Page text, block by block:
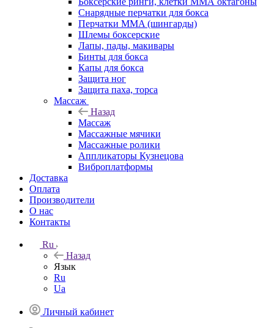
Снарядные перчатки для бокса
Перчатки MMA (шингарды)
Шлемы боксерские
Лапы, пады, макивары
Бинты для бокса
Капы для бокса
Защита ног
Защита паха, торса
Массаж
Назад
Массаж
Массажные мячики
Массажные ролики
Аппликаторы Кузнецова
Виброплатформы
Доставка
Оплата
Производители
О нас
Контакты
Ru
Назад
Язык
Ru
Ua
Личный кабинет